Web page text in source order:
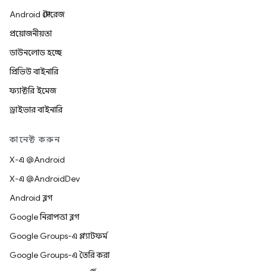
Android স্টোরেজ
প্রয়োজনীয়তা
ডাউনলোড হচ্ছে
প্রিভিউ বাইনারি
ফ্যাক্টরি ইমেজ
ড্রাইভার বাইনারি
কানেক্ট করুন
X-এ @Android
X-এ @AndroidDev
Android ব্লগ
Google নিরাপত্তা ব্লগ
Google Groups-এ প্ল্যাটফর্ম
Google Groups-এ তৈরি করা